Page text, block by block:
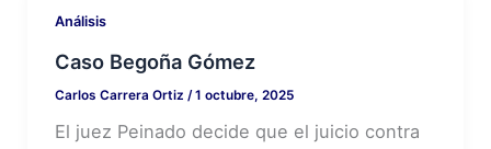
Análisis
Caso Begoña Gómez
Carlos Carrera Ortiz /1 octubre, 2025
El juez Peinado decide que el juicio contra